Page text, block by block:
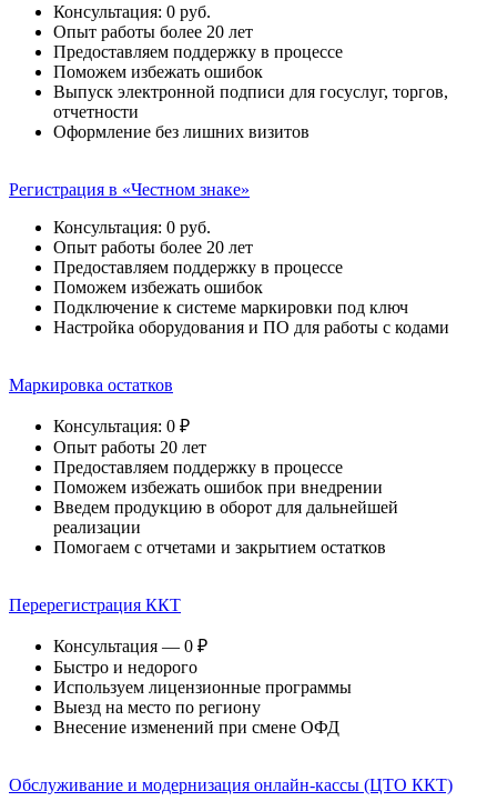
Консультация: 0 руб.
Опыт работы более 20 лет
Предоставляем поддержку в процессе
Поможем избежать ошибок
Выпуск электронной подписи для госуслуг, торгов,
отчетности
Оформление без лишних визитов
Регистрация в «Честном знаке»
Консультация: 0 руб.
Опыт работы более 20 лет
Предоставляем поддержку в процессе
Поможем избежать ошибок
Подключение к системе маркировки под ключ
Настройка оборудования и ПО для работы с кодами
Маркировка остатков
Консультация: 0 ₽
Опыт работы 20 лет
Предоставляем поддержку в процессе
Поможем избежать ошибок при внедрении
Введем продукцию в оборот для дальнейшей
реализации
Помогаем с отчетами и закрытием остатков
Перерегистрация ККТ
Консультация — 0 ₽
Быстро и недорого
Используем лицензионные программы
Выезд на место по региону
Внесение изменений при смене ОФД
Обслуживание и модернизация онлайн-кассы (ЦТО ККТ)